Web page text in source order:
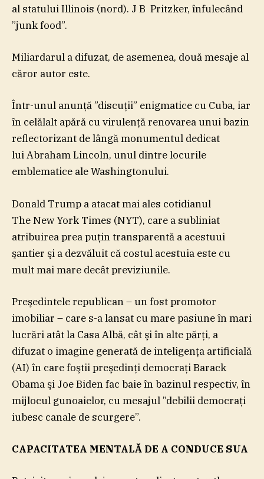
al statului Illinois (nord). J B Pritzker, înfulecând
”junk food”.
Miliardarul a difuzat, de asemenea, două mesaje al
căror autor este.
Într-unul anunţă ”discuţii” enigmatice cu Cuba, iar
în celălalt apără cu virulenţă renovarea unui bazin
reflectorizant de lângă monumentul dedicat
lui Abraham Lincoln, unul dintre locurile
emblematice ale Washingtonului.
Donald Trump a atacat mai ales cotidianul
The New York Times (NYT), care a subliniat
atribuirea prea puţin transparentă a acestuui
şantier şi a dezvăluit că costul acestuia este cu
mult mai mare decât previziunile.
Preşedintele republican – un fost promotor
imobiliar – care s-a lansat cu mare pasiune în mari
lucrări atât la Casa Albă, cât şi în alte părţi, a
difuzat o imagine generată de inteligenţa artificială
(AI) în care foştii preşedinţi democraţi Barack
Obama şi Joe Biden fac baie în bazinul respectiv, în
mijlocul gunoaielor, cu mesajul ”debilii democraţi
iubesc canale de scurgere”.
CAPACITATEA MENTALĂ DE A CONDUCE SUA